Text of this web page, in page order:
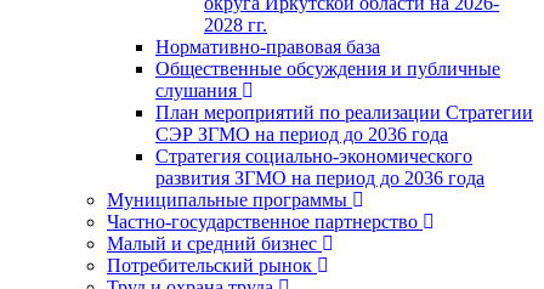
2028 гг.
Нормативно-правовая база
Общественные обсуждения и публичные
слушания
План мероприятий по реализации Стратегии
СЭР ЗГМО на период до 2036 года
Стратегия социально-экономического
развития ЗГМО на период до 2036 года
Муниципальные программы
Частно-государственное партнерство
Малый и средний бизнес
Потребительский рынок